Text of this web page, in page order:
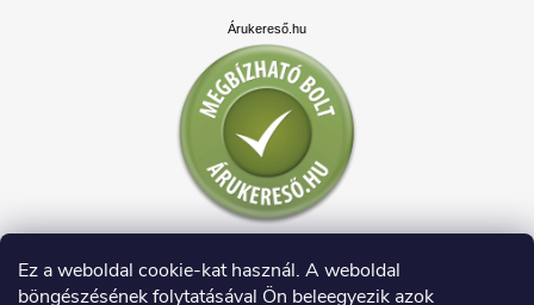
Ez a weboldal cookie-kat használ. A weboldal
böngészésének folytatásával Ön beleegyezik azok
Árukereső.hu